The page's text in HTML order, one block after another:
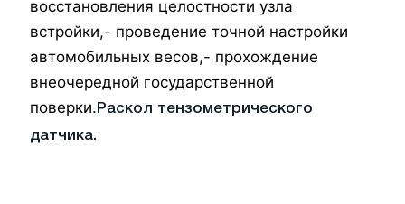
восстановления целостности узла
встройки,- проведение точной настройки
автомобильных весов,- прохождение
внеочередной государственной
поверки. Раскол тензометрического
датчика.